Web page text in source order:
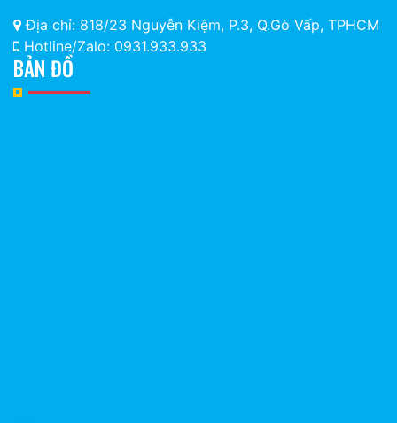
Địa chỉ: 818/23 Nguyễn Kiệm, P.3, Q.Gò Vấp, TPHCM
Hotline/Zalo: 0931.933.933
BẢN ĐỒ